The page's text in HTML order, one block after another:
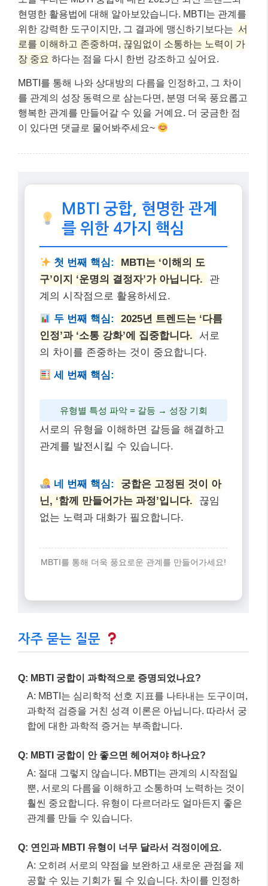
현명한 활용법에 대해 알아보았습니다. MBTI는 관계를
위한 강력한 도구이지만, 그 결과에 맹신하기보다는 서
로를 이해하고 존중하며, 끊임없이 소통하는 노력이 가
장 중요 하다는 점을 다시 한번 강조하고 싶어요.
MBTI를 통해 나와 상대방의 다름을 인정하고, 그 차이
를 관계의 성장 동력으로 삼는다면, 분명 더욱 풍요롭고
행복한 관계를 만들어갈 수 있을 거예요. 더 궁금한 점
이 있다면 댓글로 물어봐주세요~
MBTI 궁합, 현명한 관계
를 위한 4가지 핵심
첫 번째 핵심:
MBTI는 ‘이해의 도
구’이지 ‘운명의 결정자’가 아닙니다.
관
계의 시작점으로 활용하세요.
두 번째 핵심:
2025년 트렌드는 ‘다름
인정’과 ‘소통 강화’에 집중합니다.
서로
의 차이를 존중하는 것이 중요합니다.
세 번째 핵심:
유형별 특성 파악 = 갈등 → 성장 기회
서로의 유형을 이해하면 갈등을 해결하고
관계를 발전시킬 수 있습니다.
네 번째 핵심:
궁합은 고정된 것이 아
닌, ‘함께 만들어가는 과정’입니다.
끊임
없는 노력과 대화가 필요합니다.
MBTI를 통해 더욱 풍요로운 관계를 만들어가세요!
자주 묻는 질문
Q: MBTI 궁합이 과학적으로 증명되었나요?
A: MBTI는 심리학적 선호 지표를 나타내는 도구이며,
과학적 검증을 거친 성격 이론은 아닙니다. 따라서 궁
합에 대한 과학적 증거는 부족합니다.
Q: MBTI 궁합이 안 좋으면 헤어져야 하나요?
A: 절대 그렇지 않습니다. MBTI는 관계의 시작점일
뿐, 서로의 다름을 이해하고 소통하며 노력하는 것이
훨씬 중요합니다. 유형이 다르더라도 얼마든지 좋은
관계를 만들 수 있습니다.
Q: 연인과 MBTI 유형이 너무 달라서 걱정이에요.
A: 오히려 서로의 약점을 보완하고 새로운 관점을 제
공할 수 있는 기회가 될 수 있습니다. 차이를 인정하